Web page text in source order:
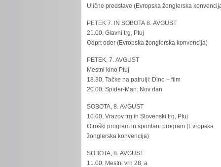
Ulične predstave (Evropska žonglerska
PETEK 7. IN SOBOTA 8. AVGUST
21.00, Glavni trg, Ptuj
Odprt oder (Evropska žonglerska konvencija)
PETEK, 7. AVGUST
Mestni kino Ptuj
18.30, Tačke na patrulji: Dino – film
20.00, Spider-Man: Nov dan
SOBOTA, 8. AVGUST
10.00, Vrazov trg in Slovenski trg, Ptuj
Otroški program in spontani program (Evropska
žonglerska konvencija)
SOBOTA, 8. AVGUST
11.00, Mestni vrh 28, a